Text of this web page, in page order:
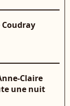
Claire
une nuit